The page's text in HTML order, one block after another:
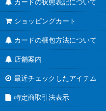
カードの状態表記について
ショッピングカート
カードの梱包方法について
店舗案内
最近チェックしたアイテム
特定商取引法表示